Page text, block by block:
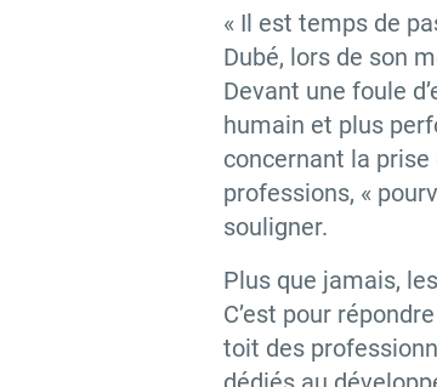
« Il est temps de
Dubé, lors de son
Devant une foule
humain et plus
concernant la
professions, «
souligner.
Plus que jamais,
C’est pour
toit des